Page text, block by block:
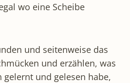
wo eine Scheibe
und seitenweise das
und erzählen, was
gelernt und gelesen habe,